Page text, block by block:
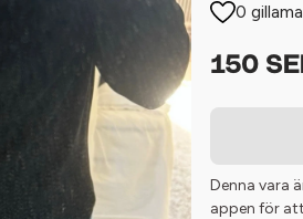
0
150
Denna vara
appen för